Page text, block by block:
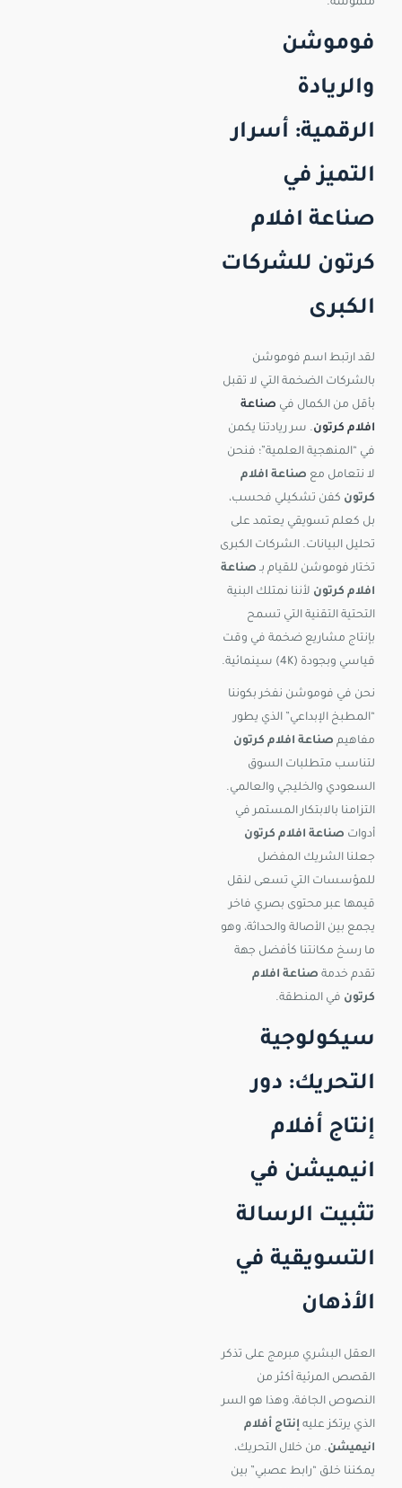
فوموشن
والريادة
الرقمية: أسرار
التميز في
صناعة افلام
كرتون للشركات
الكبرى
لقد ارتبط اسم فوموشن
بالشركات الضخمة التي لا تقبل
بأقل من الكمال في صناعة
افلام كرتون. سر ريادتنا يكمن
في “المنهجية العلمية”؛ فنحن
لا نتعامل مع صناعة افلام
كرتون كفن تشكيلي فحسب،
بل كعلم تسويقي يعتمد على
تحليل البيانات. الشركات الكبرى
تختار فوموشن للقيام بـ صناعة
افلام كرتون لأننا نمتلك البنية
التحتية التقنية التي تسمح
بإنتاج مشاريع ضخمة في وقت
قياسي وبجودة (4K) سينمائية.
نحن في فوموشن نفخر بكوننا
“المطبخ الإبداعي” الذي يطور
مفاهيم صناعة افلام كرتون
لتناسب متطلبات السوق
السعودي والخليجي والعالمي.
التزامنا بالابتكار المستمر في
أدوات صناعة افلام كرتون
جعلنا الشريك المفضل
للمؤسسات التي تسعى لنقل
قيمها عبر محتوى بصري فاخر
يجمع بين الأصالة والحداثة، وهو
ما رسخ مكانتنا كأفضل جهة
تقدم خدمة صناعة افلام
كرتون في المنطقة.
سيكولوجية
التحريك: دور
إنتاج أفلام
انيميشن في
تثبيت الرسالة
التسويقية في
الأذهان
العقل البشري مبرمج على تذكر
القصص المرئية أكثر من
النصوص الجافة، وهذا هو السر
الذي يرتكز عليه إنتاج أفلام
انيميشن. من خلال التحريك،
يمكننا خلق “رابط عصبي” بين